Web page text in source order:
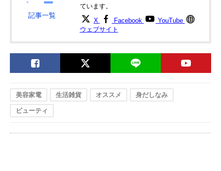
記事一覧
ています。
X Facebook
YouTube
ウェブサイト
美容家電 生活雑貨 オススメ 身だしなみ
ビューティ